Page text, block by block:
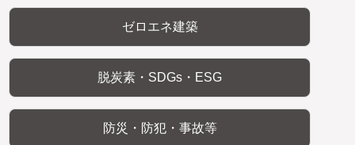
ゼロエネ建築
脱炭素・SDGs・ESG
防災・防犯・事故等